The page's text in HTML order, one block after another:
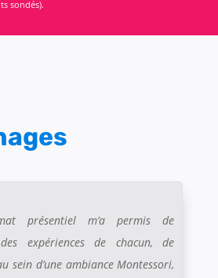
sondés).
présentiel m’a permis de
expériences de chacun, de
sein d’une ambiance Montessori,